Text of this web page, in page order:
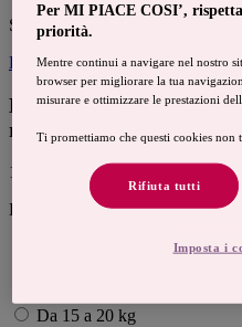
Scelgo il mio programma
DONNA UOMO
Domanda di preventivo
rapida e gratuita
1
Desidero perdere
Da 15 a 20 kg
Per MI PIACE COSI’,
priorità.
Mentre continui a navigare nel nostro
browser per migliorare la tua
misurare e ottimizzare le prestazioni
Ti promettiamo che questi cookies
Rifiuta tutti
Imposta i